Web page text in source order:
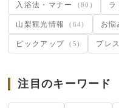
入浴法・マナー (80) ラ
山梨観光情報 (64) お悩
ピックアップ (5) プレ
注目のキーワード